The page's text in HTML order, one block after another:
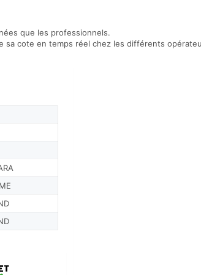
que les professionnels.
sa cote en temps réel chez les différents